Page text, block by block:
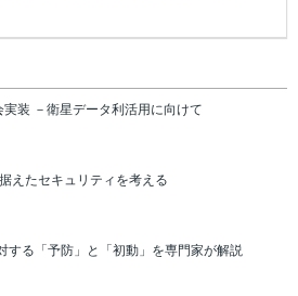
実装 －衛星データ利活用に向けて
えたセキュリティを考える
する「予防」と「初動」を専門家が解説